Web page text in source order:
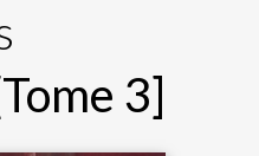
3]